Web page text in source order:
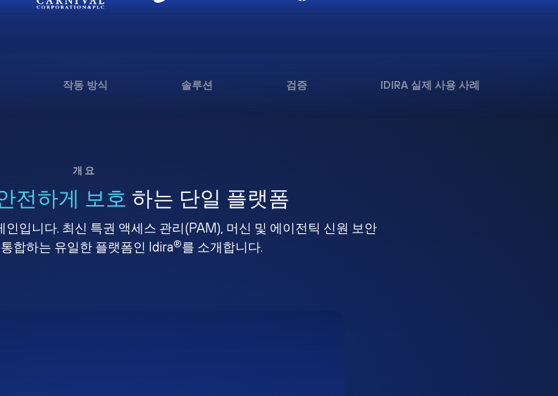
작동 방식 솔루션 검증 IDIRA 실제 사용 사례
개요
전하게 보호 하는 단일 플랫폼
입니다. 최신 특권 액세스 관리(PAM), 머신 및 에이전틱 신원 보안
합하는 유일한 플랫폼인 Idira®를 소개합니다.